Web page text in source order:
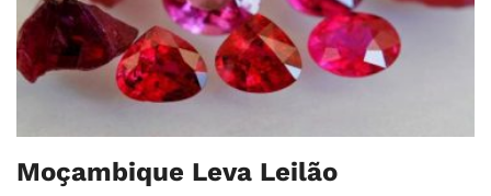
Moçambique Leva Leilão